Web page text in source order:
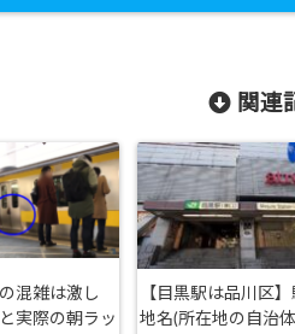
関連
混雑は激し
実際の朝ラッ
【目黒駅は品川区
地名(所在地の自治